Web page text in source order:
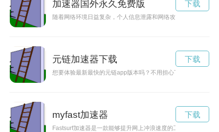
加速器国外永久免费版
随着网络环境日益复杂，个人信息泄露和网络攻击的风险也在
下载
元链加速器下载
想要体验最新最快的元链app版本吗？不用担心下载慢、安装
下载
myfast加速器
Fastsurf加速器是一款能够提升网上冲浪速度的工具，让用户
下载